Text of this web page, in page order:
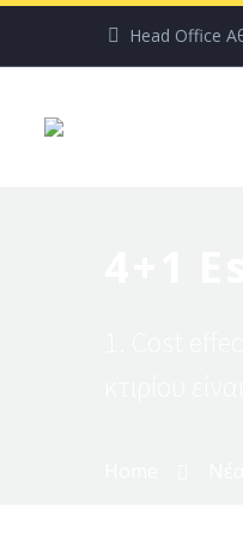
Head Office